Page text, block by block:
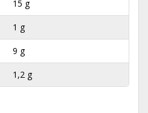
15 g
1 g
9 g
1,2 g